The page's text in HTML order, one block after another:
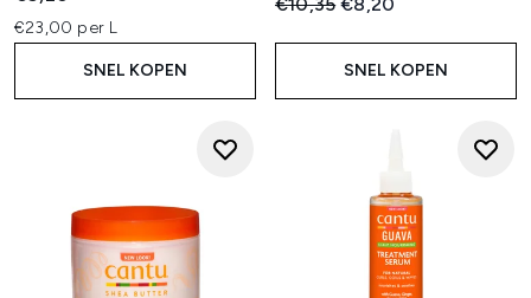
€23,00 per L
SNEL KOPEN SNEL KOPEN